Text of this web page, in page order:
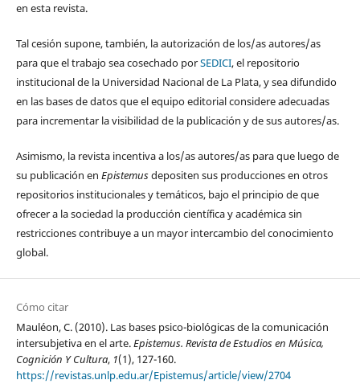
en esta revista.
Tal cesión supone, también, la autorización de los/as autores/as
para que el trabajo sea cosechado porSEDICI, el repositorio
institucional de la Universidad Nacional de La Plata, y sea difundido
en las bases de datos que el equipo editorial considere adecuadas
para incrementar la visibilidad de la publicación y de sus autores/as.
Asimismo, la revista incentiva a los/as autores/as para que luego de
su publicación en Epistemusdepositen sus producciones en otros
repositorios institucionales y temáticos, bajo el principio de que
ofrecer a la sociedad la producción científica y académica sin
restricciones contribuye a un mayor intercambio del conocimiento
global.
Cómo citar
Mauléon, C. (2010). Las bases psico-biológicas de la comunicación
intersubjetiva en el arte.Epistemus. Revista de Estudios en Música,
Cognición Y Cultura, 1(1), 127-160.
https://revistas.unlp.edu.ar/Epistemus/article/view/2704